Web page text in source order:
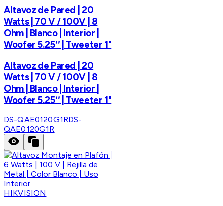
Altavoz de Pared | 20
Watts | 70 V / 100V | 8
Ohm | Blanco | Interior |
Woofer 5.25′′ | Tweeter 1"
Altavoz de Pared | 20
Watts | 70 V / 100V | 8
Ohm | Blanco | Interior |
Woofer 5.25′′ | Tweeter 1"
DS-QAE0120G1RDS-
QAE0120G1R
HIKVISION